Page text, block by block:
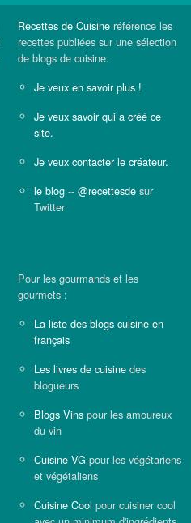
Recettes de Cuisine référence les
recettes publiées sur une sélection
de blogs de cuisine.
Je veux en savoir plus !
Je veux savoir qui a créé ce
site.
Je veux contacter le créateur.
le blog -- @recettesde sur
Twitter
Pour les gourmands et les
gourmets :
La liste des blogs cuisine en
français
Les livres de cuisine des
blogueurs
Blogs Vins pour les amoureux
du vin
Cuisine VG pour les végétariens
et végétaliens
Cuisine Cool pour cuisiner cool